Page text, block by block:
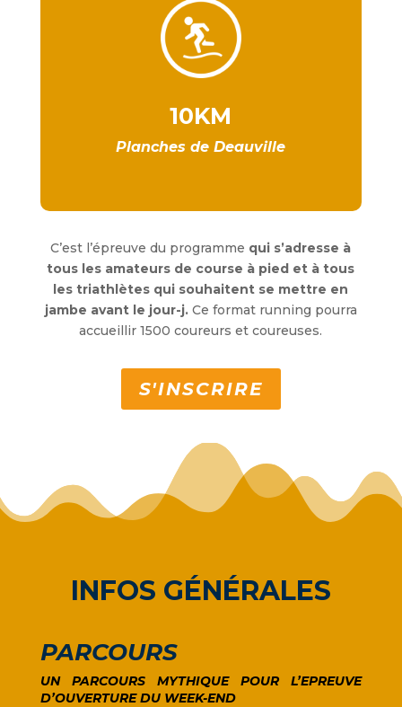
10KM
Planches de Deauville
C’est l’épreuve du programme qui s’adresse à
tous les amateurs de course à pied et à tous
les triathlètes qui souhaitent se mettre en
jambe avant le jour-j.Ce format running pourra
accueillir 1500 coureurs et coureuses.
S'INSCRIRE
INFOS GÉNÉRALES
PARCOURS
UN PARCOURS MYTHIQUE POUR L’EPREUVE
D’OUVERTURE DU WEEK-END